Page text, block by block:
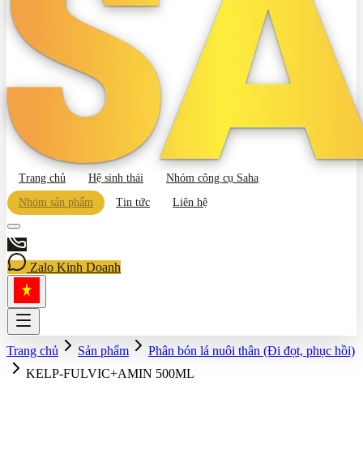
Trang chủ Hệ sinh thái
Nhóm công cụ Saha
Nhóm sản phẩm
Tin tức Liên hệ
Zalo Kinh Doanh
Trang chủ Sản phẩm
Phân bón lá nuôi thân (Đi đọt, phục hồi)
KELP-FULVIC+AMIN 500ML